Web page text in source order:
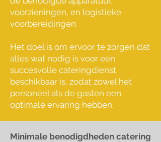
voorzieningen, en logistieke
voorbereidingen.
Het doel is om ervoor te zorgen dat
alles wat nodig is voor een
succesvolle cateringdienst
beschikbaar is, zodat zowel het
personeel als de gasten een
optimale ervaring hebben.
Minimale benodigdheden catering